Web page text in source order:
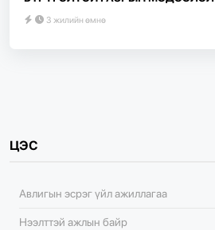
3 жилийн өмнө
ЦЭС
Авлигын эсрэг үйл ажиллагаа
Нээлттэй ажлын байр